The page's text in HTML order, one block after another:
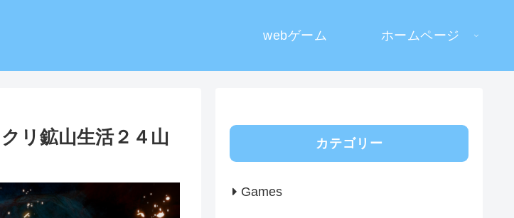
webゲーム ホームページ
リ鉱山生活２４山
カテゴリー
Games